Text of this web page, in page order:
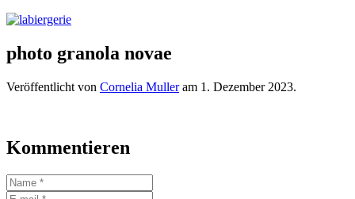
photo granola novae
Veröffentlicht von Cornelia Mulleram 1. Dezember 2023.
Kommentieren